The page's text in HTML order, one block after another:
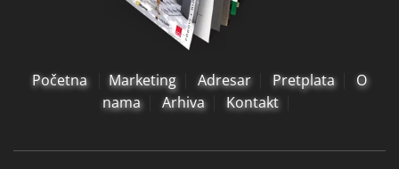
Početna Marketing Adresar Pretplata
O
nama
Arhiva Kontakt